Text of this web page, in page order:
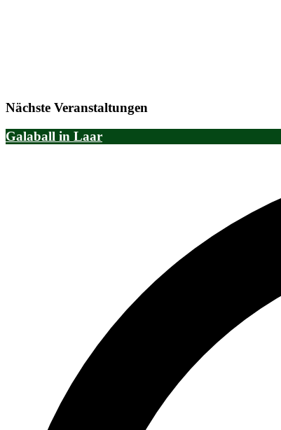
Nächste Veranstaltungen
Galaball in Laar